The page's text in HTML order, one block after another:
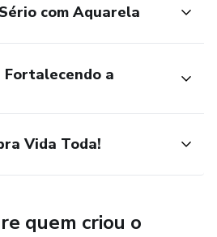
com Aquarela
Fortalecendo a
Vida Toda!
quem criou o